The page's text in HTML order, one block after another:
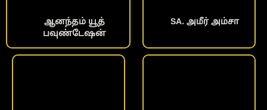
ஆனந்தம் யூத்
பவுண்டேஷன்
SA. அமீர் அம்சா